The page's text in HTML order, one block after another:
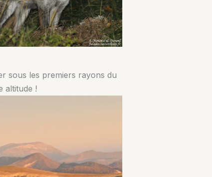
sous les premiers rayons du
altitude !